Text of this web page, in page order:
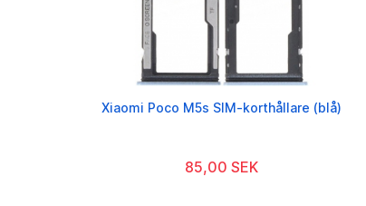
Xiaomi Poco M5s SIM-korthållare (blå)
85,00 SEK